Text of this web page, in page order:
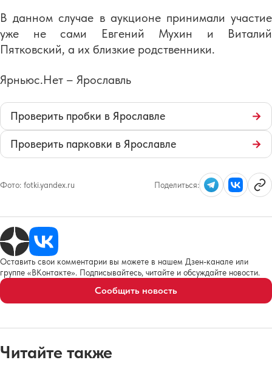
В данном случае в аукционе принимали участие
уже не сами Евгений Мухин и Виталий
Пятковский, а их близкие родственники.
Ярньюс.Нет – Ярославль
Проверить пробки в Ярославле →
Проверить парковки в Ярославле →
Фото: fotki.yandex.ru Поделиться:
Оставить свои комментарии вы можете в нашем Дзен-канале или
группе «ВКонтакте». Подписывайтесь, читайте и обсуждайте новости.
Сообщить новость
Читайте также